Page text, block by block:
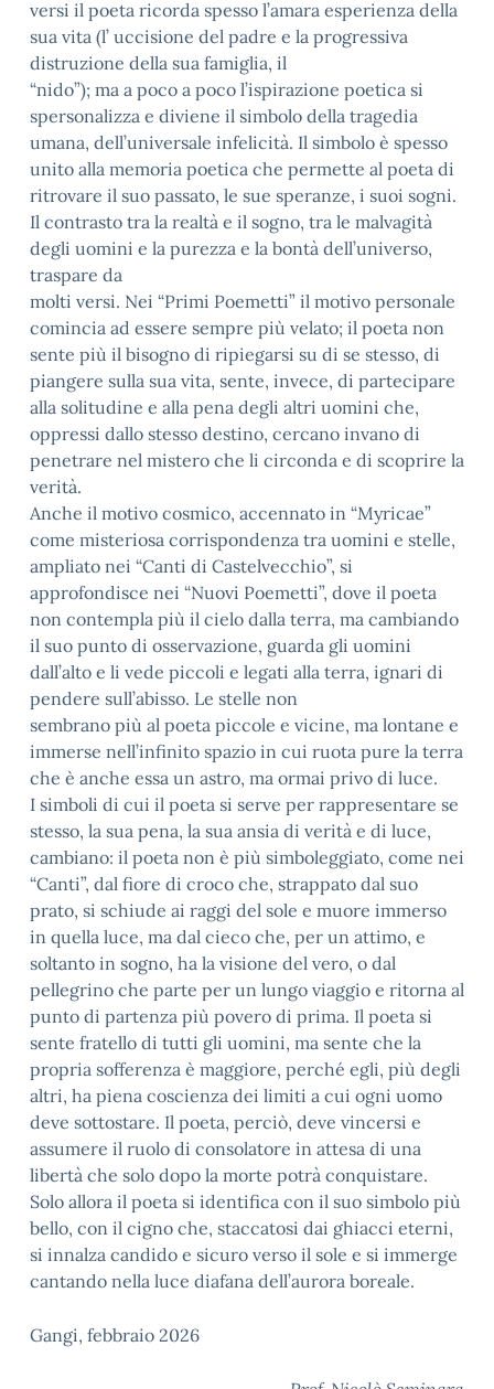
versi il poeta ricorda spesso l’amara esperienza della
sua vita (l’ uccisione del padre e la progressiva
distruzione della sua famiglia, il
“nido”); ma a poco a poco l’ispirazione poetica si
spersonalizza e diviene il simbolo della tragedia
umana, dell’universale infelicità. Il simbolo è spesso
unito alla memoria poetica che permette al poeta di
ritrovare il suo passato, le sue speranze, i suoi sogni.
Il contrasto tra la realtà e il sogno, tra le malvagità
degli uomini e la purezza e la bontà dell’universo,
traspare da
molti versi. Nei “Primi Poemetti” il motivo personale
comincia ad essere sempre più velato; il poeta non
sente più il bisogno di ripiegarsi su di se stesso, di
piangere sulla sua vita, sente, invece, di partecipare
alla solitudine e alla pena degli altri uomini che,
oppressi dallo stesso destino, cercano invano di
penetrare nel mistero che li circonda e di scoprire la
verità.
Anche il motivo cosmico, accennato in “Myricae”
come misteriosa corrispondenza tra uomini e stelle,
ampliato nei “Canti di Castelvecchio”, si
approfondisce nei “Nuovi Poemetti”, dove il poeta
non contempla più il cielo dalla terra, ma cambiando
il suo punto di osservazione, guarda gli uomini
dall’alto e li vede piccoli e legati alla terra, ignari di
pendere sull’abisso. Le stelle non
sembrano più al poeta piccole e vicine, ma lontane e
immerse nell’infinito spazio in cui ruota pure la terra
che è anche essa un astro, ma ormai privo di luce.
I simboli di cui il poeta si serve per rappresentare se
stesso, la sua pena, la sua ansia di verità e di luce,
cambiano: il poeta non è più simboleggiato, come nei
“Canti”, dal fiore di croco che, strappato dal suo
prato, si schiude ai raggi del sole e muore immerso
in quella luce, ma dal cieco che, per un attimo, e
soltanto in sogno, ha la visione del vero, o dal
pellegrino che parte per un lungo viaggio e ritorna al
punto di partenza più povero di prima. Il poeta si
sente fratello di tutti gli uomini, ma sente che la
propria sofferenza è maggiore, perché egli, più degli
altri, ha piena coscienza dei limiti a cui ogni uomo
deve sottostare. Il poeta, perciò, deve vincersi e
assumere il ruolo di consolatore in attesa di una
libertà che solo dopo la morte potrà conquistare.
Solo allora il poeta si identifica con il suo simbolo più
bello, con il cigno che, staccatosi dai ghiacci eterni,
si innalza candido e sicuro verso il sole e si immerge
cantando nella luce diafana dell’aurora boreale.
Gangi, febbraio 2026